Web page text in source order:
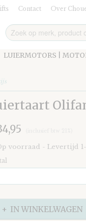
Contact Over
LUIERMOTORS |
voorraad - Levertijd
IN WINKELWAGEN